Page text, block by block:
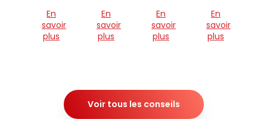
En
savoir
plus
En
savoir
plus
En
savoir
plus
En
savoir
plus
Voir tous les conseils